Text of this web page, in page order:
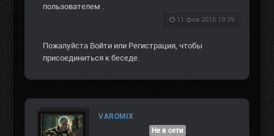
пользователем .
11 фев 2015 19:39
Пожалуйста Войти или Регистрация, чтобы
присоединиться к беседе.
VAROMIX
Не в сети